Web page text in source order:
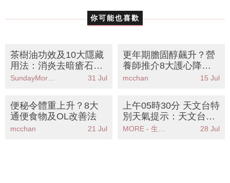
是吳秀才？》劇照, mscollection_maho＠instagram
你可能也喜歡
茶樹油功效及10大隱藏
用法：消炎去暗瘡石頭
瘡、紓緩婦女病
31 Jul
更年期膽固醇飆升？營
養師推介8大護心降醇
食物丨附防心臟病飲食
mcchan 15 Jul
便秘令體重上升？8大
通便食物及OL改善法
mcchan 21 Jul
上午05時30分 天文台特
別天氣提示：天文台提
醒珠江口雨區逐漸靠近
MORE - 生活品味 28 Jul